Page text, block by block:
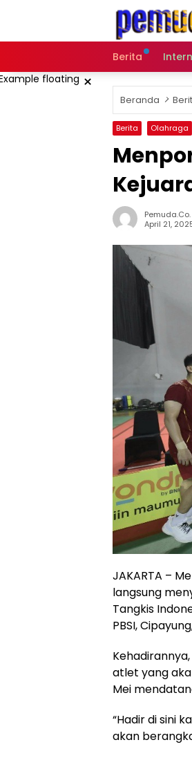
Berita
×
Beranda
Berita Olahraga
Pemuda.co.
April 21,
JAKARTA –
langsung
Tangkis
PBSI,
atlet yang
Mei
“Hadir di sini
akan